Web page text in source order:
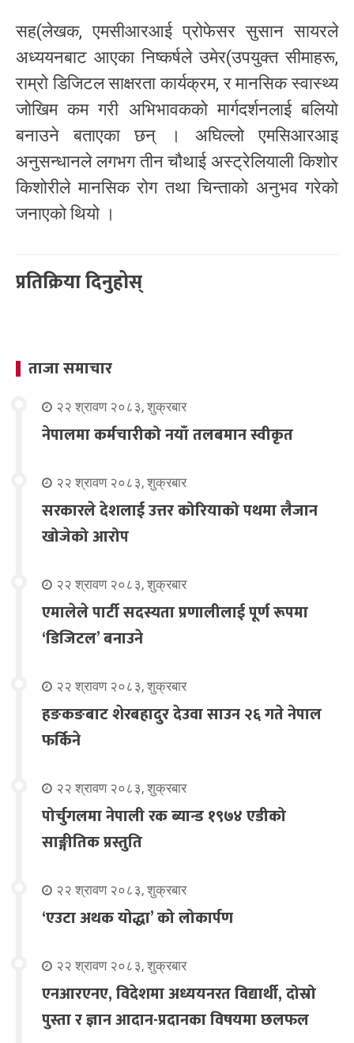
सह(लेखक, एमसीआरआई प्रोफेसर सुसान सायरले
अध्ययनबाट आएका निष्कर्षले उमेर(उपयुक्त सीमाहरू,
राम्रो डिजिटल साक्षरता कार्यक्रम, र मानसिक स्वास्थ्य
जोखिम कम गरी अभिभावकको मार्गदर्शनलाई बलियो
बनाउने बताएका छन् । अघिल्लो एमसिआरआइ
अनुसन्धानले लगभग तीन चौथाई अस्ट्रेलियाली किशोर
किशोरीले मानसिक रोग तथा चिन्ताको अनुभव गरेको
जनाएको थियो ।
प्रतिक्रिया दिनुहोस्
ताजा समाचार
२२ श्रावण २०८३, शुक्रबार
नेपालमा कर्मचारीको नयाँ तलबमान स्वीकृत
२२ श्रावण २०८३, शुक्रबार
सरकारले देशलाई उत्तर कोरियाको पथमा लैजान
खोजेको आरोप
२२ श्रावण २०८३, शुक्रबार
एमालेले पार्टी सदस्यता प्रणालीलाई पूर्ण रूपमा
‘डिजिटल’ बनाउने
२२ श्रावण २०८३, शुक्रबार
हङकङबाट शेरबहादुर देउवा साउन २६ गते नेपाल
फर्किने
२२ श्रावण २०८३, शुक्रबार
पोर्चुगलमा नेपाली रक ब्यान्ड १९७४ एडीको
साङ्गीतिक प्रस्तुति
२२ श्रावण २०८३, शुक्रबार
‘एउटा अथक योद्धा’ को लोकार्पण
२२ श्रावण २०८३, शुक्रबार
एनआरएनए, विदेशमा अध्ययनरत विद्यार्थी, दोस्रो
पुस्ता र ज्ञान आदान-प्रदानका विषयमा छलफल